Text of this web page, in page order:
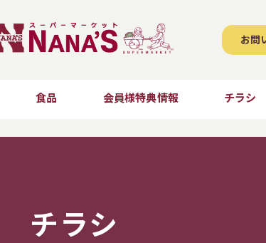
お問
食品 会員様特典情報 チラシ
チラシ